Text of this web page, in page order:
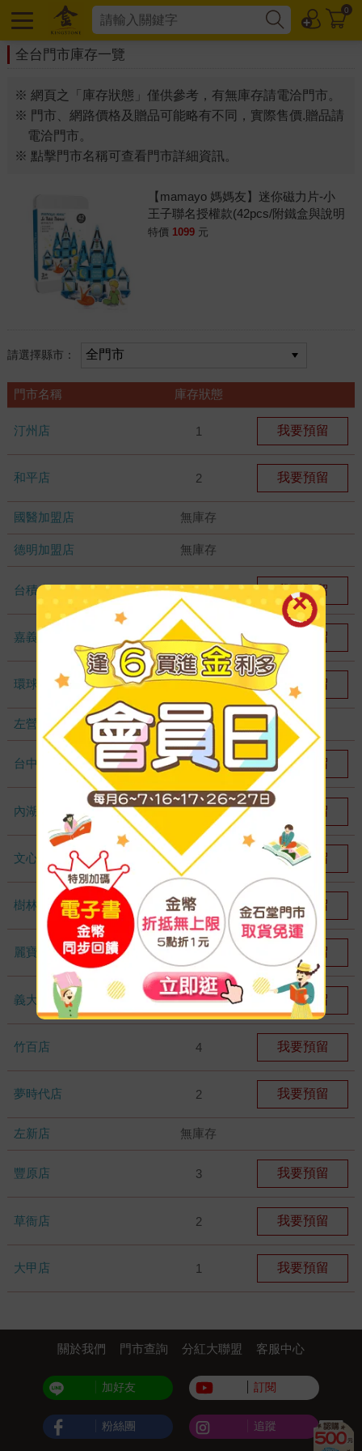
0
全台門市庫存一覽
※ 網頁之「庫存狀態」僅供參考，有無庫存請電洽門市。
※ 門市、網路價格及贈品可能略有不同，實際售價.贈品請
電洽門市。
※ 點擊門市名稱可查看門市詳細資訊。
【mamayo 媽媽友】迷你磁力片-小
王子聯名授權款(42pcs/附鐵盒與說明
書/開放式/旅行外出/隨身攜帶款/教具)
特價 1099 元
請選擇縣市：
門市名稱 庫存狀態
汀州店 1 我要預留
和平店 2 我要預留
國醫加盟店 無庫存
德明加盟店 無庫存
台積店 3 我要預留
嘉義耐斯店 1 我要預留
環球店 7 我要預留
左營店 無庫存
台中秀泰店 3 我要預留
內湖大潤發 2 我要預留
文心店 9 我要預留
樹林店 4 我要預留
麗寶店 我要預留
義大店 4 我要預留
竹百店 4 我要預留
夢時代店 2 我要預留
左新店 無庫存
豐原店 3 我要預留
草衙店 2 我要預留
大甲店 1 我要預留
關於我們 門市查詢 分紅大聯盟 客服中心
加好友 訂閱
粉絲團 追蹤